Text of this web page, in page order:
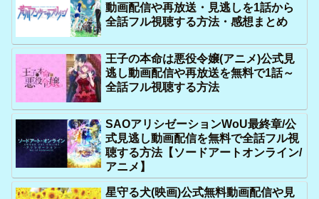
動画配信や再放送・見逃しを1話から
全話フル視聴する方法・感想まとめ
王子の本命は悪役令嬢(アニメ)公式見
逃し動画配信や再放送を無料で1話～
全話フル視聴する方法
SAOアリシゼーションWoU最終章/公
式見逃し動画配信を無料で全話フル視
聴する方法【ソードアートオンライン/
アニメ】
星守る犬(映画)公式無料動画配信や見